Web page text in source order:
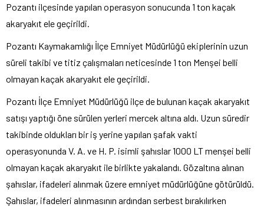
Pozantı ilçesinde yapılan operasyon sonucunda 1 ton kaçak
akaryakıt ele geçirildi.
Pozantı Kaymakamlığı İlçe Emniyet Müdürlüğü ekiplerinin uzun
süreli takibi ve titiz çalışmaları neticesinde 1 ton Menşei belli
olmayan kaçak akaryakıt ele geçirildi.
Pozantı İlçe Emniyet Müdürlüğü ilçe de bulunan kaçak akaryakıt
satışı yaptığı öne sürülen yerleri mercek altına aldı. Uzun süredir
takibinde oldukları bir iş yerine yapılan şafak vakti
operasyonunda V. A. ve H. P. isimli şahıslar 1000 LT menşei belli
olmayan kaçak akaryakıt ile birlikte yakalandı. Gözaltına alınan
şahıslar, ifadeleri alınmak üzere emniyet müdürlüğüne götürüldü.
Şahıslar, ifadeleri alınmasının ardından serbest bırakılırken